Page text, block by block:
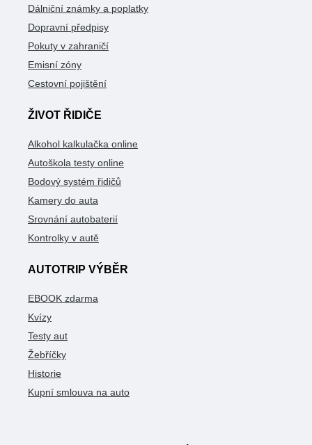
Dálniční známky a poplatky
Dopravní předpisy
Pokuty v zahraničí
Emisní zóny
Cestovní pojištění
ŽIVOT ŘIDIČE
Alkohol kalkulačka online
Autoškola testy online
Bodový systém řidičů
Kamery do auta
Srovnání autobaterií
Kontrolky v autě
AUTOTRIP VÝBĚR
EBOOK zdarma
Kvízy
Testy aut
Žebříčky
Historie
Kupní smlouva na auto